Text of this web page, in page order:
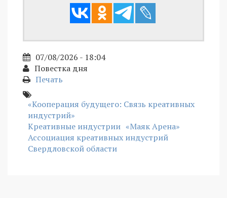
07/08/2026 - 18:04
Повестка дня
Печать
«Кооперация будущего: Связь креативных
индустрий»
Креативные индустрии «Маяк Арена»
Ассоциация креативных индустрий
Свердловской области